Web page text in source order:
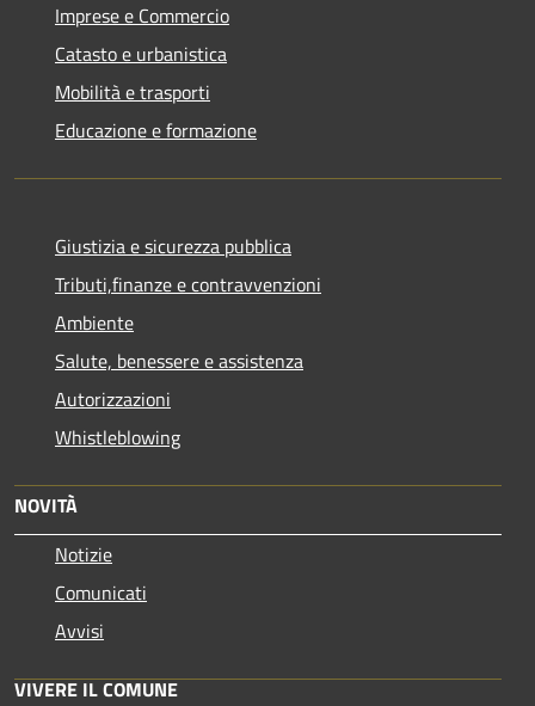
Imprese e Commercio
Catasto e urbanistica
Mobilità e trasporti
Educazione e formazione
Giustizia e sicurezza pubblica
Tributi,finanze e contravvenzioni
Ambiente
Salute, benessere e assistenza
Autorizzazioni
Whistleblowing
NOVITÀ
Notizie
Comunicati
Avvisi
VIVERE IL COMUNE